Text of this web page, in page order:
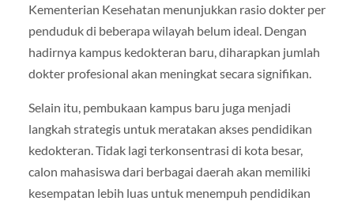
Kementerian Kesehatan menunjukkan rasio dokter per
penduduk di beberapa wilayah belum ideal. Dengan
hadirnya kampus kedokteran baru, diharapkan jumlah
dokter profesional akan meningkat secara signifikan.
Selain itu, pembukaan kampus baru juga menjadi
langkah strategis untuk meratakan akses pendidikan
kedokteran. Tidak lagi terkonsentrasi di kota besar,
calon mahasiswa dari berbagai daerah akan memiliki
kesempatan lebih luas untuk menempuh pendidikan